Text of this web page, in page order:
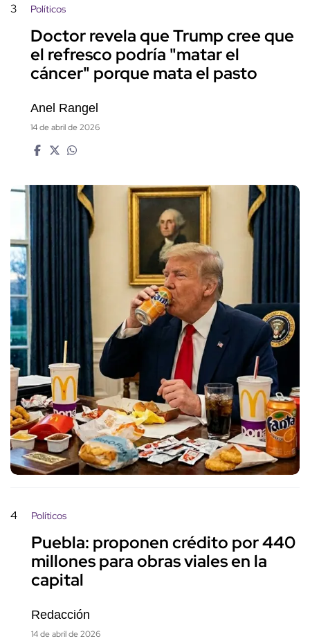
3 Políticos
Doctor revela que Trump cree que
el refresco podría "matar el
cáncer" porque mata el pasto
Anel Rangel
14 de abril de 2026
4 Políticos
Puebla: proponen crédito por 440
millones para obras viales en la
capital
Redacción
14 de abril de 2026